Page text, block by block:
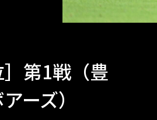
第1戦（豊
ーズ）